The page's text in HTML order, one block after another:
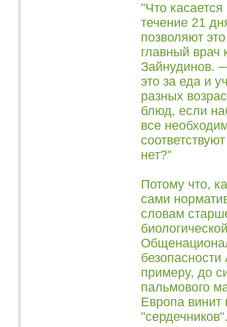
"Что
течение 21
позволяют
главный
Зайнудинов.
это за еда и
разных
блюд, если
все
нет?"
Потому что,
сами
словам
примеру, до
пальмового
Европа винит